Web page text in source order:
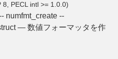
8, PECL intl >= 1.0.0)
numfmt_create --
— 数値フォーマッタを作